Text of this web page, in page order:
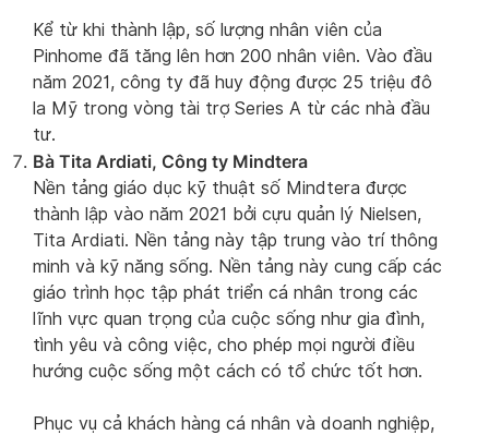
Kể từ khi thành lập, số lượng nhân viên của
Pinhome đã tăng lên hơn 200 nhân viên. Vào đầu
năm 2021, công ty đã huy động được 25 triệu đô
la Mỹ trong vòng tài trợ Series A từ các nhà đầu
tư.
Bà Tita Ardiati, Công ty Mindtera
Nền tảng giáo dục kỹ thuật số Mindtera được
thành lập vào năm 2021 bởi cựu quản lý Nielsen,
Tita Ardiati. Nền tảng này tập trung vào trí thông
minh và kỹ năng sống. Nền tảng này cung cấp các
giáo trình học tập phát triển cá nhân trong các
lĩnh vực quan trọng của cuộc sống như gia đình,
tình yêu và công việc, cho phép mọi người điều
hướng cuộc sống một cách có tổ chức tốt hơn.
Phục vụ cả khách hàng cá nhân và doanh nghiệp,